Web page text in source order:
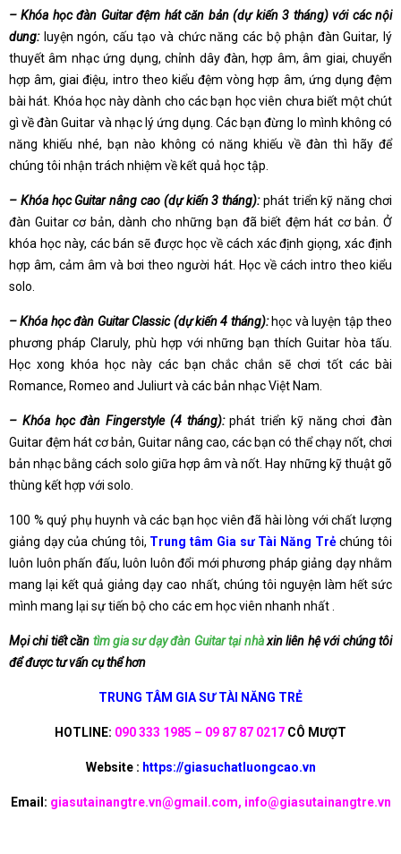
– Khóa học đàn Guitar đệm hát căn bản (dự kiến 3 tháng) với các nội
dung: luyện ngón, cấu tạo và chức năng các bộ phận đàn Guitar, lý
thuyết âm nhạc ứng dụng, chỉnh dây đàn, hợp âm, âm giai, chuyển
hợp âm, giai điệu, intro theo kiểu đệm vòng hợp âm, ứng dụng đệm
bài hát. Khóa học này dành cho các bạn học viên chưa biết một chút
gì về đàn Guitar và nhạc lý ứng dụng. Các bạn đừng lo mình không có
năng khiếu nhé, bạn nào không có năng khiếu về đàn thì hãy để
chúng tôi nhận trách nhiệm về kết quả học tập.
– Khóa học Guitar nâng cao (dự kiến 3 tháng): phát triển kỹ năng chơi
đàn Guitar cơ bản, dành cho những bạn đã biết đệm hát cơ bản. Ở
khóa học này, các bán sẽ được học về cách xác định giọng, xác định
hợp âm, cảm âm và bơi theo người hát. Học về cách intro theo kiểu
solo.
– Khóa học đàn Guitar Classic (dự kiến 4 tháng):học và luyện tập theo
phương pháp Claruly, phù hợp với những bạn thích Guitar hòa tấu.
Học xong khóa học này các bạn chắc chắn sẽ chơi tốt các bài
Romance, Romeo and Juliurt và các bản nhạc Việt Nam.
– Khóa học đàn Fingerstyle (4 tháng):phát triển kỹ năng chơi đàn
Guitar đệm hát cơ bản, Guitar nâng cao, các bạn có thể chạy nốt, chơi
bản nhạc bằng cách solo giữa hợp âm và nốt. Hay những kỹ thuật gõ
thùng kết hợp với solo.
100 % quý phụ huynh và các bạn học viên đã hài lòng với chất lượng
giảng dạy của chúng tôi, Trung tâm Gia sư Tài Năng Trẻchúng tôi
luôn luôn phấn đấu, luôn luôn đổi mới phương pháp giảng dạy nhằm
mang lại kết quả giảng dạy cao nhất, chúng tôi nguyện làm hết sức
mình mang lại sự tiến bộ cho các em học viên nhanh nhất .
Mọi chi tiết cần tìm gia sư dạy đàn Guitar tại nhàxin liên hệ với chúng tôi
để được tư vấn cụ thể hơn
TRUNG TÂM GIA SƯ TÀI NĂNG TRẺ
HOTLINE: 090 333 1985 – 09 87 87 0217 CÔ MƯỢT
Website : https://giasuchatluongcao.vn
Email: giasutainangtre.vn@gmail.com, info@giasutainangtre.vn